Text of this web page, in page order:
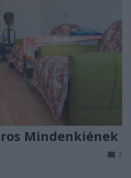
Mindenkiének
2